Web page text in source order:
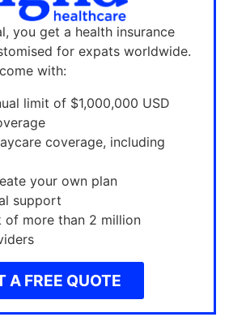
you get a health insurance
for expats worldwide.
with:
limit of $1,000,000 USD
coverage, including
your own plan
support
of more than 2 million
A FREE QUOTE